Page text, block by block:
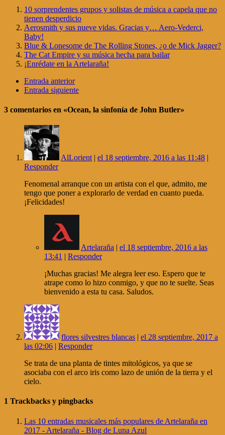
10 sorprendentes grupos y solistas de música a capela que no
tienen desperdicio
Aerosmith y sus nueve vidas. Gracias y… Aero-Vederci,
Baby!
Blue & Lonesome de The Rolling Stones, ¿o de Mick Jagger?
The Cat Empire y su música hecha para bailar
¡Enrédate en la Artelaraña!
Entrada anterior
Entrada siguiente
3 comentarios en «Ocean, la sinfonía de John Butler»
AlLorient | el 18 septiembre, 2016 a las 11:48 |
Responder
Fenomenal arranque con un artista con el que, admito, me
tengo que poner a explorarlo de verdad en cuanto pueda.
¡Felicidades!
Artelaraña | el 18 septiembre, 2016 a las
13:41 | Responder
¡Muchas gracias! Me alegra leer eso. Espero que te
atrape como lo hizo conmigo, y que no te suelte. Seas
bienvenido a esta tu casa. Saludos.
flores silvestres blancas | el 28 septiembre, 2017 a
las 02:06 | Responder
Se trata de una planta de tintes mitológicos, ya que se
asociaba con el arco iris como lazo de unión de la tierra y el
cielo.
1 Trackbacks y pingbacks
Las 10 entradas musicales más populares de Artelaraña en
2017 - Artelaraña - Blog de Luna Azul